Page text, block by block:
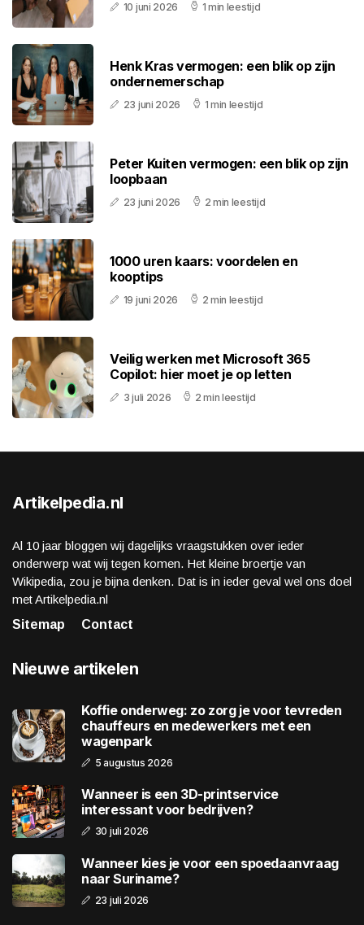
10 juni 2026 1 min leestijd
Henk Kras vermogen: een blik op zijn
ondernemerschap
23 juni 2026 1 min leestijd
Peter Kuiten vermogen: een blik op zijn
loopbaan
23 juni 2026 2 min leestijd
1000 uren kaars: voordelen en
kooptips
19 juni 2026 2 min leestijd
Veilig werken met Microsoft 365
Copilot: hier moet je op letten
3 juli 2026 2 min leestijd
Artikelpedia.nl
Al 10 jaar bloggen wij dagelijks vraagstukken over ieder
onderwerp wat wij tegen komen. Het kleine broertje van
Wikipedia, zou je bijna denken. Dat is in ieder geval wel ons doel
met Artikelpedia.nl
Sitemap
Contact
Nieuwe artikelen
Koffie onderweg: zo zorg je voor tevreden
chauffeurs en medewerkers met een
wagenpark
5 augustus 2026
Wanneer is een 3D-printservice
interessant voor bedrijven?
30 juli 2026
Wanneer kies je voor een spoedaanvraag
naar Suriname?
23 juli 2026